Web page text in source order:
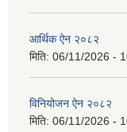
आर्थिक ऐन २०८२
मिति: 06/11/2026 -
विनियोजन ऐन २०८२
मिति: 06/11/2026 -